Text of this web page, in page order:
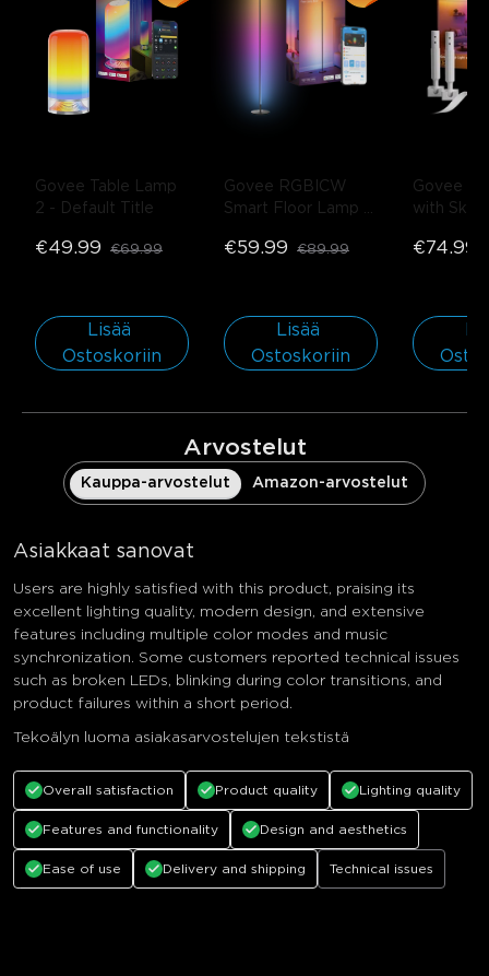
Govee Table Lamp
2 - Default Title
€49.99 €69.99
Lisää
Ostoskoriin
Govee RGBICW
Smart Floor Lamp
(Matter-
€59.99 €89.99
Lisää
Ostoskoriin
Govee
with
€74.99
Arvostelut
Kauppa-arvostelut Amazon-arvostelut
Asiakkaat sanovat
Users are highly satisfied with this product, praising its
excellent lighting quality, modern design, and extensive
features including multiple color modes and music
synchronization. Some customers reported technical issues
such as broken LEDs, blinking during color transitions, and
product failures within a short period.
Tekoälyn luoma asiakasarvostelujen tekstistä
Overall satisfaction Product quality Lighting quality
Features and functionality Design and aesthetics
Ease of use Delivery and shipping Technical issues